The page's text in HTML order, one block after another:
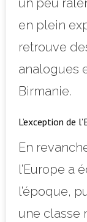
en plein
retrouve
analogues
Birmanie.
L’exception de
En
l’Europe a
l’époque,
une classe